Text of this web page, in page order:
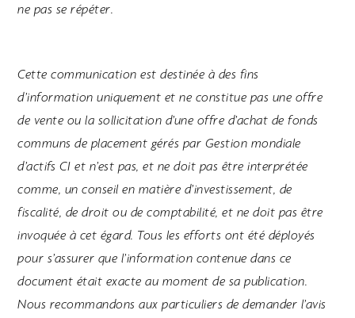
ne pas se répéter.
Cette communication est destinée à des fins
d’information uniquement et ne constitue pas une offre
de vente ou la sollicitation d’une offre d’achat de fonds
communs de placement gérés par Gestion mondiale
d’actifs CI et n’est pas, et ne doit pas être interprétée
comme, un conseil en matière d’investissement, de
fiscalité, de droit ou de comptabilité, et ne doit pas être
invoquée à cet égard. Tous les efforts ont été déployés
pour s’assurer que l’information contenue dans ce
document était exacte au moment de sa publication.
Nous recommandons aux particuliers de demander l’avis